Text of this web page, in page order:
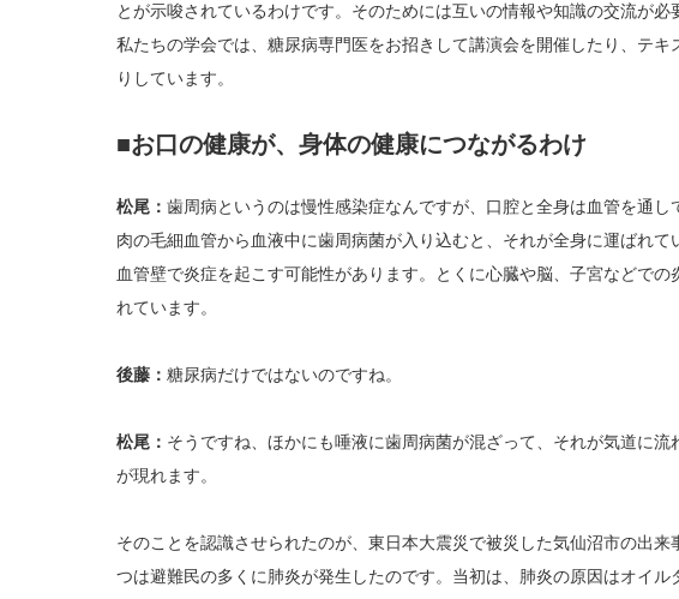
とが示唆されているわけです。そのためには互いの情報や知識の交流が必
私たちの学会では、糖尿病専門医をお招きして講演会を開催したり、テキ
りしています。
■お口の健康が、身体の健康につながるわけ
松尾： 歯周病というのは慢性感染症なんですが、口腔と全身は血管を通し
肉の毛細血管から血液中に歯周病菌が入り込むと、それが全身に運ばれて
血管壁で炎症を起こす可能性があります。とくに心臓や脳、子宮などでの
れています。
後藤： 糖尿病だけではないのですね。
松尾： そうですね、ほかにも唾液に歯周病菌が混ざって、それが気道に流
が現れます。
そのことを認識させられたのが、東日本大震災で被災した気仙沼市の出来
つは避難民の多くに肺炎が発生したのです。当初は、肺炎の原因はオイル